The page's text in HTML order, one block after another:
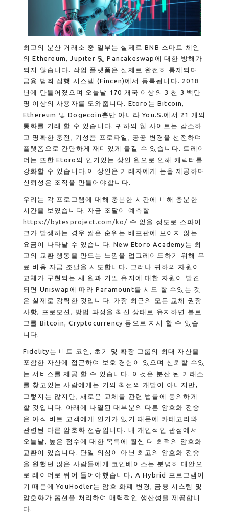
최고의 분산 거래소 중 일부는 실제로 BNB 스마트 체인
의 Ethereum, Jupiter 및 Pancakeswap에 대한 방해가
되지 않습니다. 작업 플랫폼은 실제로 완전히 통제되며
금융 범죄 집행 시스템 (Fincen)에서 등록됩니다. 2018
년에 만들어졌으며 오늘날 170 개국 이상의 3 천 3 백만
명 이상의 사용자를 도와줍니다. Etoro는 Bitcoin,
Ethereum 및 Dogecoin뿐만 아니라 You.S.에서 21 개의
통화를 거래 할 수 있습니다. 귀하의 웹 사이트는 감소하
고 명확한 충전, 기성품 프로파일, 공공 변경을 선전하며
플랫폼으로 간단하게 재미있게 즐길 수 있습니다. 트레이
더는 또한 Etoro의 인기있는 상인 원으로 인해 캐릭터를
강화할 수 있습니다.이 상인은 거래자에게 눈을 제공하며
신뢰성은 조직을 만들어야합니다.
우리는 각 프로그램에 대해 충분한 시간에 비해 충분한
시간을 보였습니다. 자금 조달이 예측할
https://bytesproject.com/ko/ 수 없을 정도로 스파이
크가 발생하는 경우 짧은 순위는 배포판에 보이지 않는
요금이 나타날 수 있습니다. New Etoro Academy는 최
고의 교환 행동을 만드는 느낌을 업그레이드하기 위해 무
료 비용 자금 조달을 시도합니다. 그러나 귀하의 자원이
교체가 구현되는 새 원과 기밀 유지에 대한 자원이 발견
되면 Uniswap에 따라 Paramount를 시도 할 수있는 것
은 실제로 강력한 것입니다. 가장 최근의 모든 교체 권장
사항, 프로모션, 방법 과정을 최신 상태로 유지하면 블로
그를 Bitcoin, Cryptocurrency 등으로 지시 할 수 있습
니다.
Fidelity는 비트 코인, 초기 및 확장 그룹의 최대 자산을
포함한 자산에 접근하여 보호 경험이 있으며 신뢰할 수있
는 서비스를 제공 할 수 있습니다. 이것은 분산 된 거래소
를 찾고있는 사람에게는 거의 최선의 개발이 아니지만,
그렇지는 않지만, 새로운 교체를 관련 법률에 동의하게
할 것입니다. 아래에 나열된 대부분의 다른 암호화 전송
은 아직 비트 고객에게 인기가 있기 때문에 카테고리와
관련된 다른 암호화 전송입니다. 내 개인적인 관점에서
오늘날, 높은 점수에 대한 목록에 훨씬 더 최적의 암호화
교환이 있습니다. 단일 의심이 아닌 최고의 암호화 전송
을 원했던 많은 사람들에게 코인베이스는 분명히 대안으
로 레이더로 뛰어 들어야했습니다. A Hybrid 프로그램이
기 때문에 YouHodler는 암호 화폐 변경, 금융 시스템 및
암호화가 옵션을 처리하여 매력적인 생산성을 제공합니
다.